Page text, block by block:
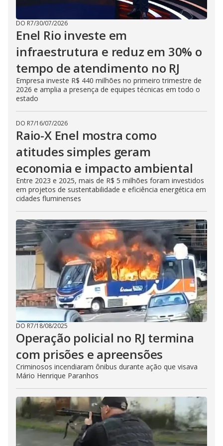
DO R7/30/07/2026
Enel Rio investe em
infraestrutura e reduz em 30% o
tempo de atendimento no RJ
Empresa investe R$ 440 milhões no primeiro trimestre de
2026 e amplia a presença de equipes técnicas em todo o
estado
DO R7/16/07/2026
Raio-X Enel mostra como
atitudes simples geram
economia e impacto ambiental
Entre 2023 e 2025, mais de R$ 5 milhões foram investidos
em projetos de sustentabilidade e eficiência energética em
cidades fluminenses
DO R7/18/08/2025
Operação policial no RJ termina
com prisões e apreensões
Criminosos incendiaram ônibus durante ação que visava
Mário Henrique Paranhos